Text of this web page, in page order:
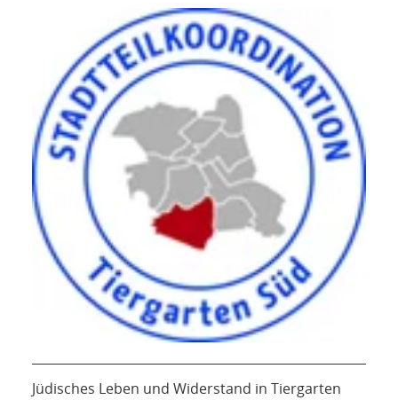
Jüdisches Leben und Widerstand in Tiergarten